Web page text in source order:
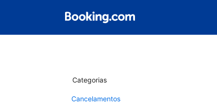
Categorias
Cancelamentos